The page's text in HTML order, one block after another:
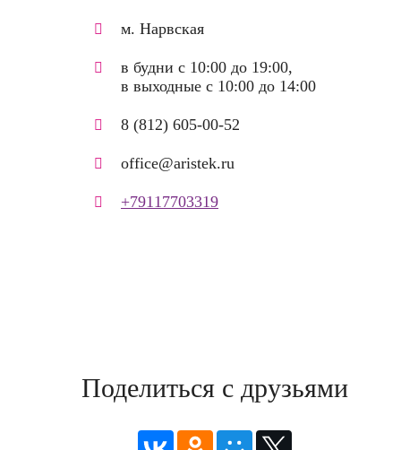
м. Нарвская
в будни с 10:00 до 19:00,
в выходные с 10:00 до 14:00
8 (812) 605-00-52
office@aristek.ru
+79117703319
Поделиться с друзьями